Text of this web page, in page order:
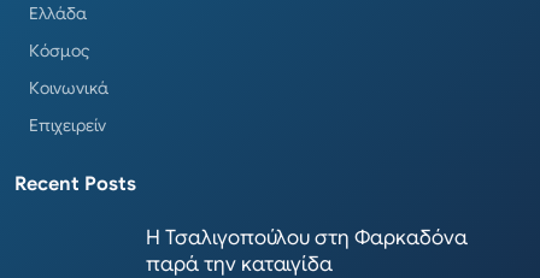
Ελλάδα
Κόσμος
Κοινωνικά
Επιχειρείν
Recent Posts
Η Τσαλιγοπούλου στη Φαρκαδόνα
παρά την καταιγίδα